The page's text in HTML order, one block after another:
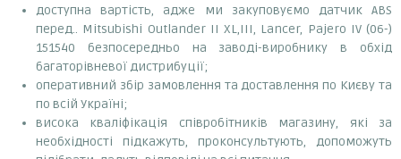
доступна вартість, адже ми закуповуємо датчик ABS
перед.. Mitsubishi Outlander II XL,III, Lancer, Pajero IV (06-)
151540 безпосередньо на заводі-виробнику в обхід
багаторівневої дистрибуції;
оперативний збір замовлення та доставлення по Києву та
по всій Україні;
висока кваліфікація співробітників магазину, які за
необхідності підкажуть, проконсультують, допоможуть